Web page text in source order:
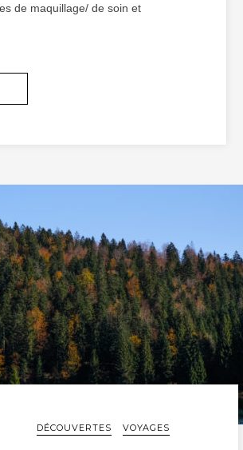
de maquillage/ de soin et
DÉCOUVERTES VOYAGES